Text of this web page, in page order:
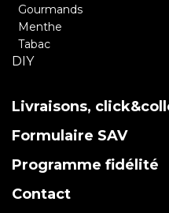
Gourmands
Menthe
Tabac
DIY
Livraisons,
Formulaire SAV
Programme fidélité
Contact